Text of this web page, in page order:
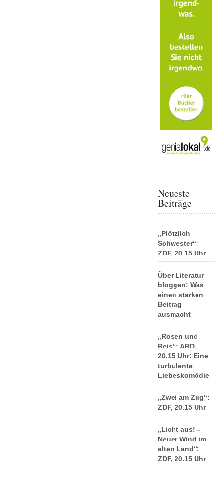
Neueste
Beiträge
„Plötzlich
Schwester“:
ZDF, 20.15 Uhr
Über Literatur
bloggen: Was
einen starken
Beitrag
ausmacht
„Rosen und
Reis“: ARD,
20.15 Uhr: Eine
turbulente
Liebeskomödie
„Zwei am Zug“:
ZDF, 20.15 Uhr
„Licht aus! –
Neuer Wind im
alten Land“:
ZDF, 20.15 Uhr